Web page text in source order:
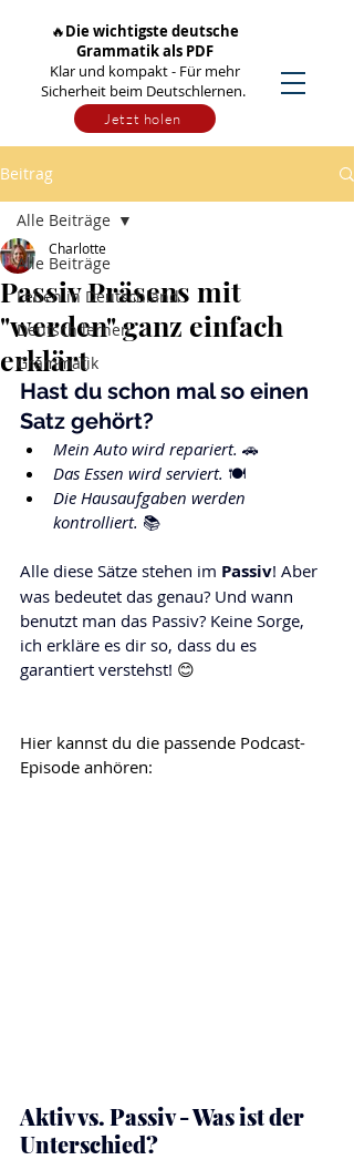
🔥Die wichtigste deutsche
Grammatik als PDF
Klar und kompakt - Für mehr
Sicherheit beim Deutschlernen.
Jetzt holen
Beitrag
Alle Beiträge
Leben in Deutschland
Deutsch lernen
Grammatik
Alle Beiträge
Passiv Präsens mit
"werden" ganz einfach
erklärt
Charlotte
Hast du schon mal so einen
Satz gehört?
Mein Auto wird repariert. 🚗
Das Essen wird serviert. 🍽️
Die Hausaufgaben werden
kontrolliert. 📚
Alle diese Sätze stehen im Passiv! Aber
was bedeutet das genau? Und wann
benutzt man das Passiv? Keine Sorge,
ich erkläre es dir so, dass du es
garantiert verstehst! 😊
Hier kannst du die passende Podcast-
Episode anhören:
Aktiv vs. Passiv - Was ist der
Unterschied?